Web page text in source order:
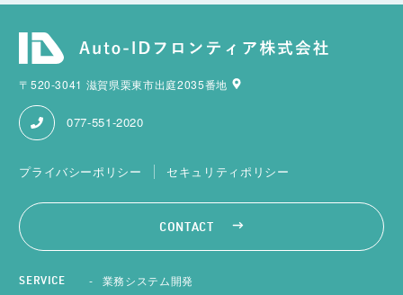
〒520-3041 滋賀県栗東市出庭2035番地
077-551-2020
プライバシーポリシー セキュリティポリシー
CONTACT
SERVICE
業務システム開発